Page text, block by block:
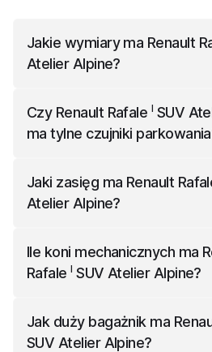
Jakie wymiary ma Renault
Atelier Alpine?
długości, 2085 mm szerokości (z
mm wysokości.
Czy Renault Rafale I SUV
ma tylne czujniki
tylne czujniki parkowania.
Jaki zasięg ma Renault
Atelier Alpine?
kilometrów.
Ile koni mechanicznych ma
RafaleI SUV Atelier Alpine?
mechanicznych.
Jak duży bagażnik ma
SUV Atelier Alpine?